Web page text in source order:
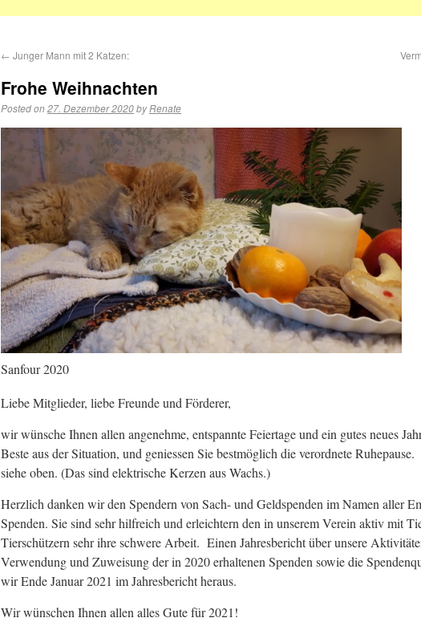
← Junger Mann mit 2 Katzen:
Frohe Weihnachten
Posted on27. Dezember 2020by Renate
Sanfour 2020
Liebe Mitglieder, liebe Freunde und Förderer,
wir wünsche Ihnen allen angenehme, entspannte Feiertage und ein gutes neues
Beste aus der Situation, und geniessen Sie bestmöglich die verordnete
siehe oben. (Das sind elektrische Kerzen aus Wachs.)
Herzlich danken wir den Spendern von Sach- und Geldspenden im Namen aller
Spenden. Sie sind sehr hilfreich und erleichtern den in unserem Verein aktiv mit
Tierschützern sehr ihre schwere Arbeit. Einen Jahresbericht über unsere
Verwendung und Zuweisung der in 2020 erhaltenen Spenden sowie die
wir Ende Januar 2021 im Jahresbericht heraus.
Wir wünschen Ihnen allen alles Gute für 2021!